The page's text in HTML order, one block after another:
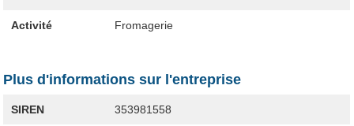
Activité Fromagerie
Plus d'informations sur l'entreprise
SIREN 353981558